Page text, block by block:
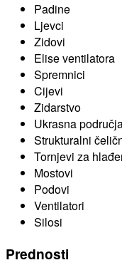
Padine
Ljevci
Zidovi
Elise ventilatora
Spremnici
Cijevi
Zidarstvo
Ukrasna
Strukturalni
Tornjevi za
Mostovi
Podovi
Ventilatori
Silosi
Prednosti